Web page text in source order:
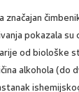
pokazala su
od biološke
alkohola (do